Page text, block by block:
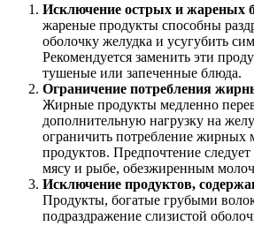
Исключение острых и жареных
жареные продукты способны
оболочку желудка и усугубить
Рекомендуется заменить эти
тушеные или запеченные блюда.
Ограничение потребления
Жирные продукты медленно
дополнительную нагрузку на
ограничить потребление
продуктов. Предпочтение
мясу и рыбе, обезжиренным
Исключение продуктов,
Продукты, богатые грубыми
подраздражение слизистой